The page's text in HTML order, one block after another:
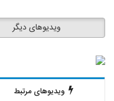
ویدیوهای دیگر
ویدیوهای مرتبط